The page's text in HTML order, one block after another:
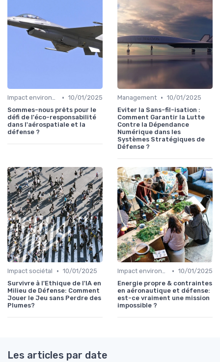
Impact environnemental • 10/01/2025
Sommes-nous prêts pour le
défi de l'éco-responsabilité
dans l'aérospatiale et la
défense ?
Management • 10/01/2025
Eviter la Sans-fil-isation :
Comment Garantir la Lutte
Contre la Dépendance
Numérique dans les
Systèmes Stratégiques de
Défense ?
Impact sociétal • 10/01/2025
Survivre à l'Ethique de l'IA en
Milieu de Défense: Comment
Jouer le Jeu sans Perdre des
Plumes?
Impact environnemental • 10/01/2025
Energie propre & contraintes
en aéronautique et défense:
est-ce vraiment une mission
impossible ?
Les articles par date